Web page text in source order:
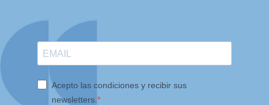
Acepto las condiciones y recibir sus
newsletters.